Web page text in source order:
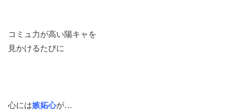
コミュ力が高い陽キャを
見かけるたびに
心には嫉妬心が…